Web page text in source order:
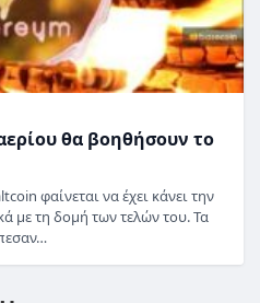
θα βοηθήσουν το
φαίνεται να έχει κάνει την
με τη δομή των τελών του. Τα